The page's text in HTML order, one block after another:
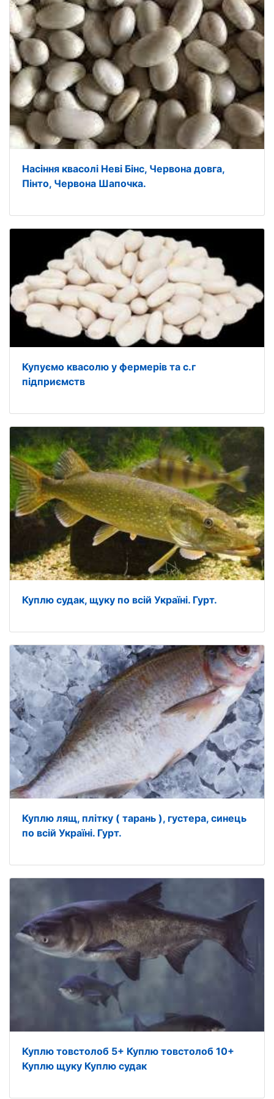
Насіння квасолі Неві Бінс, Червона довга,
Пінто, Червона Шапочка.
Купуємо квасолю у фермерів та с.г
підприємств
Куплю судак, щуку по всій Україні. Гурт.
Куплю лящ, плітку ( тарань ), густера, синець
по всій Україні. Гурт.
Куплю товстолоб 5+ Куплю товстолоб 10+
Куплю щуку Куплю судак